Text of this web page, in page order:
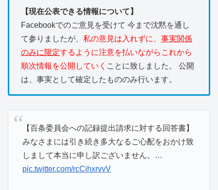
【現在公表できる情報について】
Facebookでのご意見を受けて 今まで沈黙を通し
て参りましたが、 私の意見は入れずに、 事実関係
のみに限定するように注意を払いながらこれから
順次情報を公開していく ことに致しました。 公開
は、事実として確定したもののみ行います。
【百条委員会への記録提出請求に対する回答書】
みなさまには引き続き多大なるご心配をおかけ致
しまして本当に申し訳ございません。…
pic.twitter.com/rcCihxrvvV